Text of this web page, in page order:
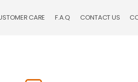
CARE F.A.Q CONTACT US